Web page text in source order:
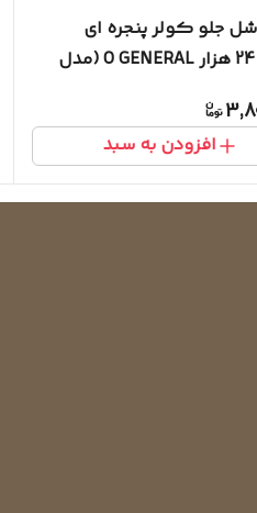
جلو کولر پنجره ای
اجنرال 24 هزار O GENERAL (مدل
افزودن به سبد